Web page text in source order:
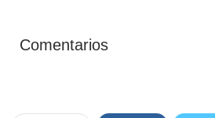
Comentarios